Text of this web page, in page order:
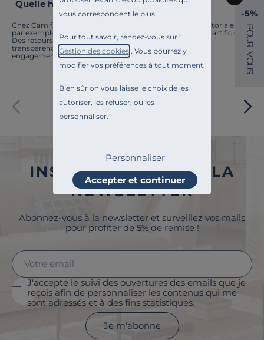
vous correspondent le plus.
Pour tout savoir, rendez-vous sur "
Gestion des cookies". Vous pourrez y
modifier vos préférences à tout moment.
Bien sûr on vous laisse le choix de les
autoriser, les refuser, ou les
personnaliser.
Personnaliser
Accepter et continuer
Quelle hauteur de bureau selon la taille ?
Chez Camif, on innove en permanence. Notre équipe éditoriale a
par exemple généré cette page à l'aide d'une intelligence artificielle.
Des retours ? Nous sommes à l'écoute. Tout comme la
transparence, l'amélioration continue fait partie de nos
engagements.
Paiement sécurisé
INSCRIVEZ-VOUS À LA
NEWSLETTER
Abonnez-vous à la newsletter et surveillez vos mails
pour profiter de 5% de remise !
J'accepte le suivi des ouvertures des emails que je
reçois afin de personnaliser les contenus qui me
sont adressés et à des fins statistiques.
Je m'abonne
-5%
P
O
U
R
V
O
U
S